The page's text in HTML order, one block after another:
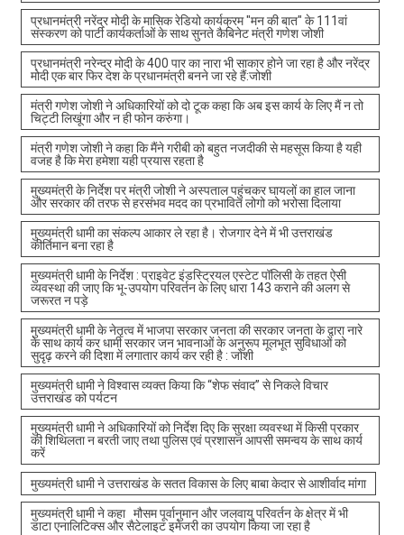
प्रधानमंत्री नरेंद्र मोदी के मासिक रेडियो कार्यक्रम "मन की बात" के 111वां
संस्करण को पार्टी कार्यकर्ताओं के साथ सुनते कैबिनेट मंत्री गणेश जोशी
प्रधानमंत्री नरेन्द्र मोदी के 400 पार का नारा भी साकार होने जा रहा है और नरेंद्र
मोदी एक बार फिर देश के प्रधानमंत्री बनने जा रहे हैं:जोशी
मंत्री गणेश जोशी ने अधिकारियों को दो टूक कहा कि अब इस कार्य के लिए मैं न तो
चिट्टी लिखूंगा और न ही फोन करुंगा।
मंत्री गणेश जोशी ने कहा कि मैंने गरीबी को बहुत नजदीकी से महसूस किया है यही
वजह है कि मेरा हमेशा यही प्रयास रहता है
मुख्यमंत्री के निर्देश पर मंत्री जोशी ने अस्पताल पहुंचकर घायलों का हाल जाना
और सरकार की तरफ से हरसंभव मदद का प्रभावित लोगो को भरोसा दिलाया
मुख्यमंत्री धामी का संकल्प आकार ले रहा है। रोजगार देने में भी उत्तराखंड
कीर्तिमान बना रहा है
मुख्यमंत्री धामी के निर्देश : प्राइवेट इंडस्ट्रियल एस्टेट पॉलिसी के तहत ऐसी
व्यवस्था की जाए कि भू-उपयोग परिवर्तन के लिए धारा 143 कराने की अलग से
जरूरत न पड़े
मुख्यमंत्री धामी के नेतृत्व में भाजपा सरकार जनता की सरकार जनता के द्वारा नारे
के साथ कार्य कर धामी सरकार जन भावनाओं के अनुरूप मूलभूत सुविधाओं को
सुदृढ़ करने की दिशा में लगातार कार्य कर रही है : जोशी
मुख्यमंत्री धामी ने विश्वास व्यक्त किया कि “शेफ संवाद” से निकले विचार
उत्तराखंड को पर्यटन
मुख्यमंत्री धामी ने अधिकारियों को निर्देश दिए कि सुरक्षा व्यवस्था में किसी प्रकार
की शिथिलता न बरती जाए तथा पुलिस एवं प्रशासन आपसी समन्वय के साथ कार्य
करें
मुख्यमंत्री धामी ने उत्तराखंड के सतत विकास के लिए बाबा केदार से आशीर्वाद मांगा
मुख्यमंत्री धामी ने कहा मौसम पूर्वानुमान और जलवायु परिवर्तन के क्षेत्र में भी
डाटा एनालिटिक्स और सैटेलाइट इमेजरी का उपयोग किया जा रहा है